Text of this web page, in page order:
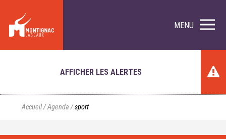
MENU
AFFICHER LES ALERTES
Accueil/Agenda /sport